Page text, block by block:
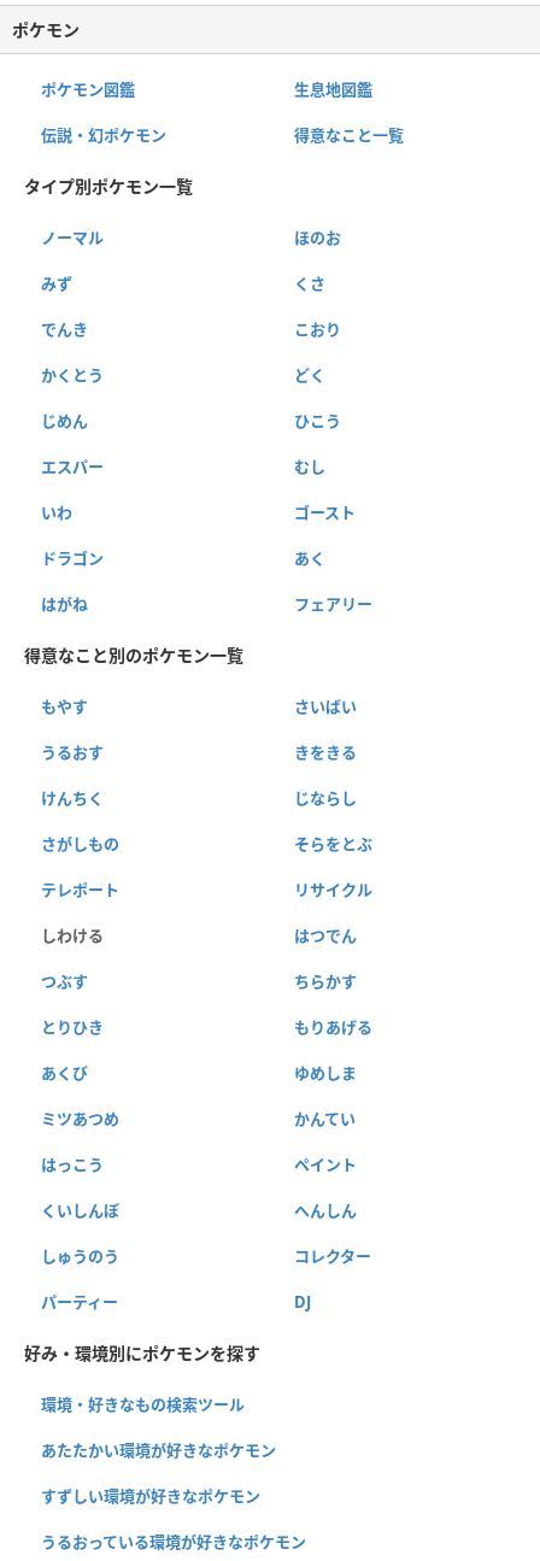
ポケモン
ポケモン図鑑 生息地図鑑
伝説・幻ポケモン 得意なこと一覧
タイプ別ポケモン一覧
ノーマル ほのお
みず くさ
でんき こおり
かくとう どく
じめん ひこう
エスパー むし
いわ ゴースト
ドラゴン あく
はがね フェアリー
得意なこと別のポケモン一覧
もやす さいばい
うるおす きをきる
けんちく じならし
さがしもの そらをとぶ
テレポート リサイクル
しわける はつでん
つぶす ちらかす
とりひき もりあげる
あくび ゆめしま
ミツあつめ かんてい
はっこう ペイント
くいしんぼ へんしん
しゅうのう コレクター
パーティー DJ
好み・環境別にポケモンを探す
環境・好きなもの検索ツール
あたたかい環境が好きなポケモン
すずしい環境が好きなポケモン
うるおっている環境が好きなポケモン